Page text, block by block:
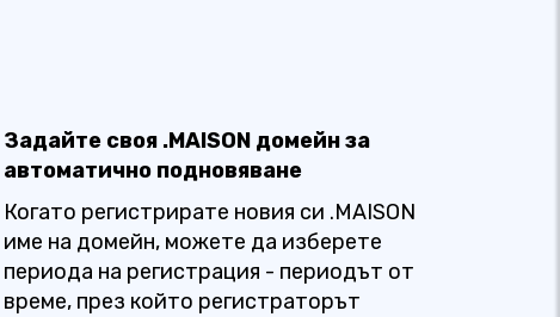
Задайте своя .MAISON домейн за
автоматично подновяване
Когато регистрирате новия си .MAISON
име на домейн, можете да изберете
периода на регистрация - периодът от
време, през който регистраторът